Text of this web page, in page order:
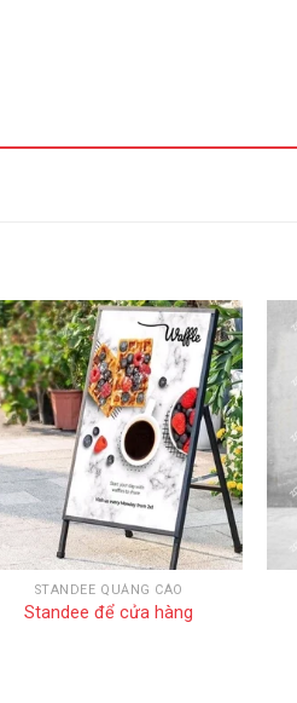
STANDEE QUẢNG CÁO
Standee để cửa hàng